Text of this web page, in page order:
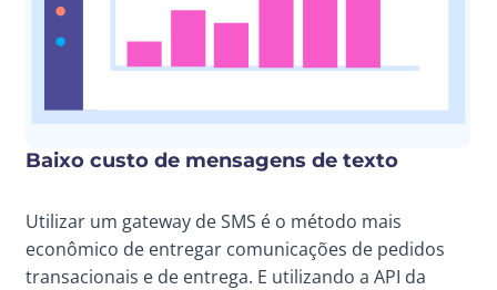
Baixo custo de mensagens de texto
Utilizar um gateway de SMS é o método mais
econômico de entregar comunicações de pedidos
transacionais e de entrega. E utilizando a API da